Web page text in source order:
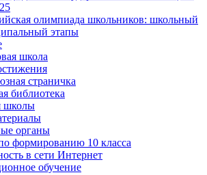
олимпиада школьников: школьный
этапы
школа
страничка
библиотека
школы
органы
формированию 10 класса
в сети Интернет
обучение